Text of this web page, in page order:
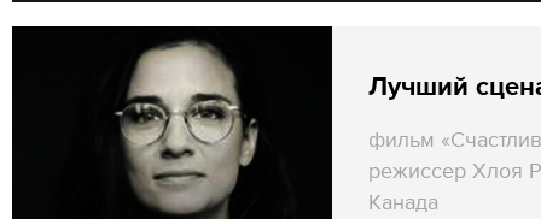
Лучший
фильм
режиссер Хлоя
Канада